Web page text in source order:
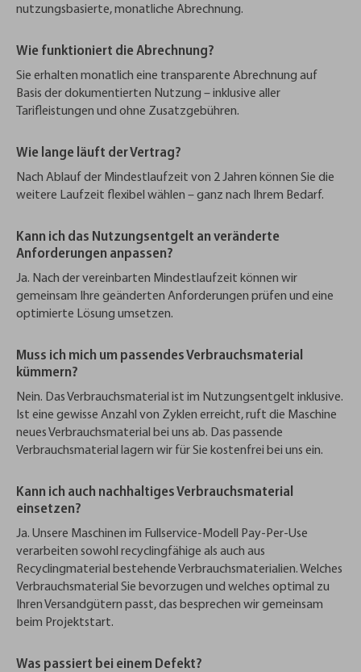
nutzungsbasierte, monatliche Abrechnung.
Wie funktioniert die Abrechnung?
Sie erhalten monatlich eine transparente Abrechnung auf
Basis der dokumentierten Nutzung – inklusive aller
Tarifleistungen und ohne Zusatzgebühren.
Wie lange läuft der Vertrag?
Nach Ablauf der Mindestlaufzeit von 2 Jahren können Sie die
weitere Laufzeit flexibel wählen – ganz nach Ihrem Bedarf.
Kann ich das Nutzungsentgelt an veränderte
Anforderungen anpassen?
Ja. Nach der vereinbarten Mindestlaufzeit können wir
gemeinsam Ihre geänderten Anforderungen prüfen und eine
optimierte Lösung umsetzen.
Muss ich mich um passendes Verbrauchsmaterial
kümmern?
Nein. Das Verbrauchsmaterial ist im Nutzungsentgelt inklusive.
Ist eine gewisse Anzahl von Zyklen erreicht, ruft die Maschine
neues Verbrauchsmaterial bei uns ab. Das passende
Verbrauchsmaterial lagern wir für Sie kostenfrei bei uns ein.
Kann ich auch nachhaltiges Verbrauchsmaterial
einsetzen?
Ja. Unsere Maschinen im Fullservice-Modell Pay-Per-Use
verarbeiten sowohl recyclingfähige als auch aus
Recyclingmaterial bestehende Verbrauchsmaterialien. Welches
Verbrauchsmaterial Sie bevorzugen und welches optimal zu
Ihren Versandgütern passt, das besprechen wir gemeinsam
beim Projektstart.
Was passiert bei einem Defekt?